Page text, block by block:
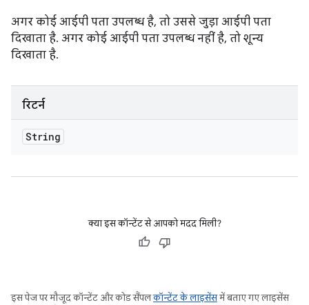
अगर कोई आईपी पता उपलब्ध है, तो उससे जुड़ा आईपी पता
दिखाता है. अगर कोई आईपी पता उपलब्ध नहीं है, तो शून्य
दिखाता है.
रिटर्न
String
क्या इस कॉन्टेंट से आपको मदद मिली?
इस पेज पर मौजूद कॉन्टेंट और कोड सैंपलकॉन्टेंट के लाइसेंसमें बताए गए लाइसेंस